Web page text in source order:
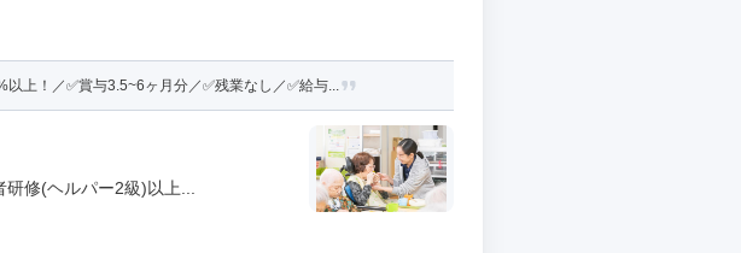
以上！／✅賞与3.5~6ヶ月分／✅残業なし／✅給与...
修(ヘルパー2級)以上...